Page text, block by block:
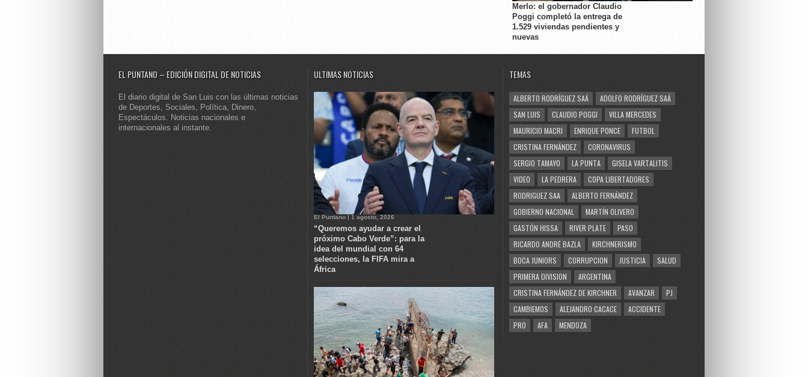
Merlo: el gobernador Claudio
Poggi completó la entrega de
1.529 viviendas pendientes y
nuevas
EL PUNTANO – EDICIÓN DIGITAL DE NOTICIAS
El diario digital de San Luis con las últimas noticias
de Deportes, Sociales, Política, Dinero,
Espectáculos. Noticias nacionales e
internacionales al instante.
ULTIMAS NOTICIAS
El Puntano | 1 agosto, 2026
“Queremos ayudar a crear el
próximo Cabo Verde”: para la
idea del mundial con 64
selecciones, la FIFA mira a
África
TEMAS
ALBERTO RODRÍGUEZ SAÁ
ADOLFO RODRÍGUEZ SAÁ
SAN LUIS
CLAUDIO POGGI
VILLA MERCEDES
MAURICIO MACRI
ENRIQUE PONCE
FUTBOL
CRISTINA FERNÁNDEZ
CORONAVIRUS
SERGIO TAMAYO
LA PUNTA
GISELA VARTALITIS
VIDEO
LA PEDRERA
COPA LIBERTADORES
RODRIGUEZ SAA
ALBERTO FERNÁNDEZ
GOBIERNO NACIONAL
MARTÍN OLIVERO
GASTÓN HISSA
RIVER PLATE
PASO
RICARDO ANDRÉ BAZLA
KIRCHNERISMO
BOCA JUNIORS
CORRUPCION JUSTICIA
SALUD
PRIMERA DIVISION
ARGENTINA
CRISTINA FERNÁNDEZ DE KIRCHNER
AVANZAR
PJ
CAMBIEMOS
ALEJANDRO CACACE
ACCIDENTE
PRO
AFA MENDOZA